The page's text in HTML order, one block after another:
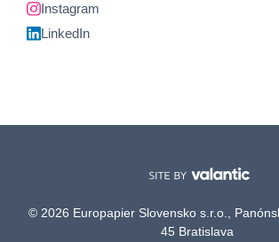
Instagram
LinkedIn
© 2026 Europapier Slovensko s.r.o.,
45 Bratislava